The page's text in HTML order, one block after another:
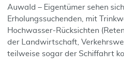
Auwald – Eigentümer sehen
Erholungssuchenden, mit
Hochwasser-Rücksichten
der Landwirtschaft,
teilweise sogar der Schiffahrt